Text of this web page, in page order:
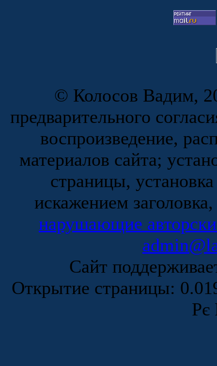
© Колосов Вадим,
предварительного
воспроизведение,
материалов сайта;
страницы,
искажением
нарушающие
Сайт
Открытие страницы:
Рє